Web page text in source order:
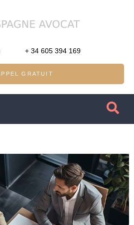
+ 34 605 394 169
GRATUIT